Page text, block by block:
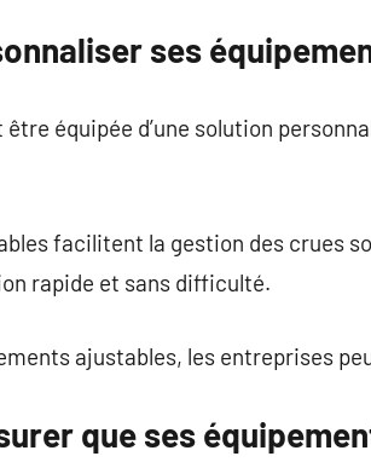
ses
équipée d’une solution
facilitent la gestion des crues
rapide et sans difficulté.
ajustables, les entreprises
que ses